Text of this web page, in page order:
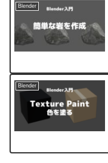
Blender
Blender